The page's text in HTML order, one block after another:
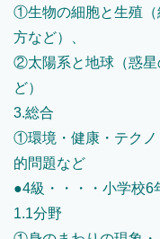
①生物の細胞と生殖（
方など）、
②太陽系と地球（惑星
ど）
3.総合
①環境・健康・テク
的問題など
●4級・・・・小学校6
1.1分野